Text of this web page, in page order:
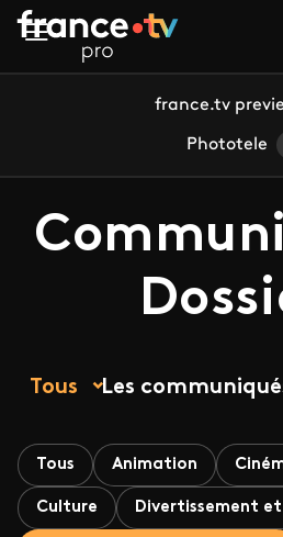
Aller au contenu principal
france.tv
Phototele
Tous Les
Tous Animation
Culture Divertissement